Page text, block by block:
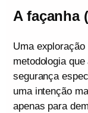
A façanha
Uma
metodologia
segurança
uma intenção
apenas para